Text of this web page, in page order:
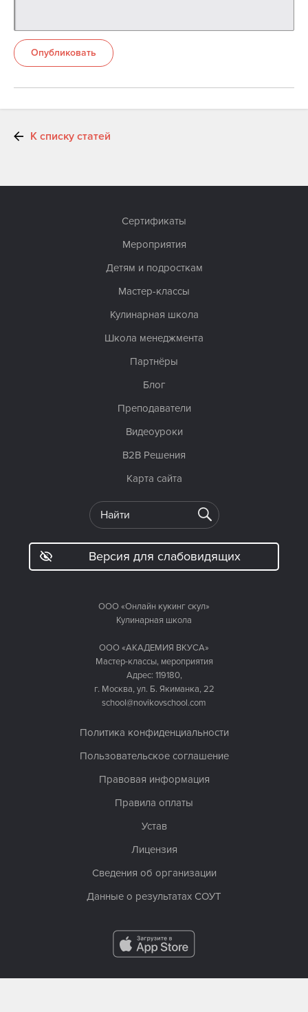
Опубликовать
К списку статей
ООО «Онлайн кукинг скул»
Кулинарная школа
ООО «АКАДЕМИЯ ВКУСА»
Мастер-классы, мероприятия
Адрес: 119180,
г. Москва, ул. Б. Якиманка, 22
school@novikovschool.com
Политика конфиденциальности
Пользовательское соглашение
Правовая информация
Правила оплаты
Устав
Лицензия
Сведения об организации
Данные о результатах СОУТ
Сертификаты
Мероприятия
Детям и подросткам
Мастер-классы
Кулинарная школа
Школа менеджмента
Партнёры
Блог
Преподаватели
Видеоуроки
B2B Решения
Карта сайта
Версия для слабовидящих